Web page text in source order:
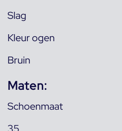
Slag
Kleur ogen
Bruin
Maten:
Schoenmaat